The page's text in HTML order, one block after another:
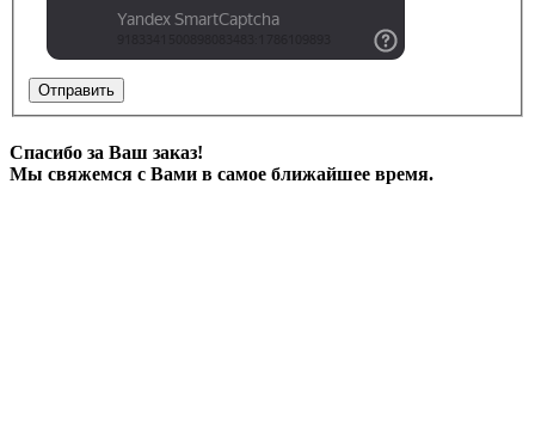
Отправить
Спасибо за Ваш заказ!
Мы свяжемся с Вами в самое ближайшее время.